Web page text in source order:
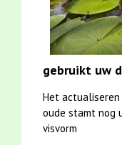
gebruikt uw
Het actualiseren
oude stamt nog
visvorm